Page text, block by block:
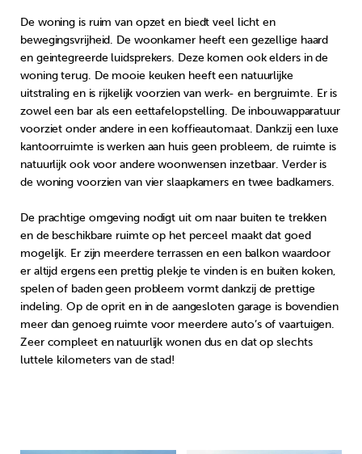
De woning is ruim van opzet en biedt veel licht en
bewegingsvrijheid. De woonkamer heeft een gezellige haard
en geintegreerde luidsprekers. Deze komen ook elders in de
woning terug. De mooie keuken heeft een natuurlijke
uitstraling en is rijkelijk voorzien van werk- en bergruimte. Er is
zowel een bar als een eettafelopstelling. De inbouwapparatuur
voorziet onder andere in een koffieautomaat. Dankzij een luxe
kantoorruimte is werken aan huis geen probleem, de ruimte is
natuurlijk ook voor andere woonwensen inzetbaar. Verder is
de woning voorzien van vier slaapkamers en twee badkamers.
De prachtige omgeving nodigt uit om naar buiten te trekken
en de beschikbare ruimte op het perceel maakt dat goed
mogelijk. Er zijn meerdere terrassen en een balkon waardoor
er altijd ergens een prettig plekje te vinden is en buiten koken,
spelen of baden geen probleem vormt dankzij de prettige
indeling. Op de oprit en in de aangesloten garage is bovendien
meer dan genoeg ruimte voor meerdere auto’s of vaartuigen.
Zeer compleet en natuurlijk wonen dus en dat op slechts
luttele kilometers van de stad!